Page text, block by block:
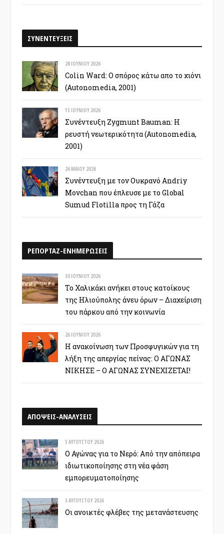
ΣΥΝΕΝΤΕΥΞΕΙΣ
28 ΙΟΥΝΊΟΥ 2026
Colin Ward: Ο σπόρος κάτω απο το χιόνι
(Autonomedia, 2001)
15 ΙΟΥΝΊΟΥ 2026
Συνέντευξη Zygmunt Bauman: Η
ρευστή νεωτερικότητα (Autonomedia,
2001)
26 ΜΑΪ́ΟΥ 2026
Συνέντευξη με τον Ουκρανό Andriy
Movchan που έπλευσε με το Global
Sumud Flotilla προς τη Γάζα
ΡΕΠΟΡΤΑΖ-ΕΝΗΜΕΡΩΣΕΙΣ
30 ΙΟΥΝΊΟΥ 2026
Το Χαλικάκι ανήκει στους κατοίκους
της Ηλιούπολης άνευ όρων – Διαχείριση
του πάρκου από την κοινωνία
26 ΙΟΥΝΊΟΥ 2026
Η ανακοίνωση των Προσφυγικών για τη
λήξη της απεργίας πείνας: Ο ΑΓΩΝΑΣ
ΝΙΚΗΣΕ – Ο ΑΓΩΝΑΣ ΣΥΝΕΧΙΖΕΤΑΙ!
ΑΠΟΨΕΙΣ-ΑΝΑΛΥΣΕΙΣ
5 ΑΥΓΟΎΣΤΟΥ 2026
Ο Αγώνας για το Νερό: Από την απόπειρα
ιδιωτικοποίησης στη νέα φάση
εμπορευματοποίησης
3 ΑΥΓΟΎΣΤΟΥ 2026
Οι ανοικτές φλέβες της μετανάστευσης